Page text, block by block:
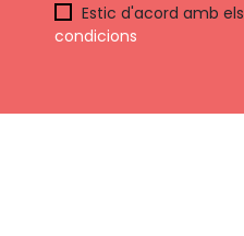
Estic d'acord amb els
condicions